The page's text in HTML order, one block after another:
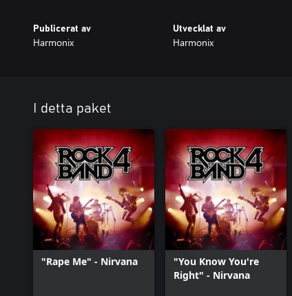
Publicerat av
Harmonix
Utvecklat av
Harmonix
I detta paket
"Rape Me" - Nirvana
"You Know You're
Right" - Nirvana